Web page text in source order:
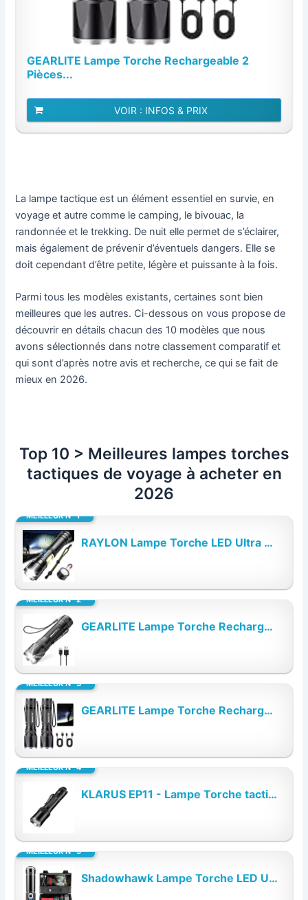
GEARLITE Lampe Torche Rechargeable 2
Pièces...
VOIR : INFOS & PRIX
La lampe tactique est un élément essentiel en survie, en
voyage et autre comme le camping, le bivouac, la
randonnée et le trekking. De nuit elle permet de s’éclairer,
mais également de prévenir d’éventuels dangers. Elle se
doit cependant d’être petite, légère et puissante à la fois.
Parmi tous les modèles existants, certaines sont bien
meilleures que les autres. Ci-dessous on vous propose de
découvrir en détails chacun des 10 modèles que nous
avons sélectionnés dans notre classement comparatif et
qui sont d’après notre avis et recherche, ce qui se fait de
mieux en 2026.
Top 10 > Meilleures lampes torches
tactiques de voyage à acheter en
2026
MEILLEUR N° 1
RAYLON Lampe Torche LED Ultra Puissante, 500000 Lumens Lampe de Poche Rechargeable...
MEILLEUR N° 2
GEARLITE Lampe Torche Rechargeable, 3000LM Mini Lampe de Poche Tactique LED Ultra...
MEILLEUR N° 3
GEARLITE Lampe Torche Rechargeable 2 Pièces, 3000LM Mini Lampe de Poche Tactique LED...
MEILLEUR N° 4
KLARUS EP11 - Lampe Torche tactique rechargeable USB-C 1300 lumens, double...
MEILLEUR N° 5
Shadowhawk Lampe Torche LED Ultra Puissante, 1,000,000 Lumens Rechargeable